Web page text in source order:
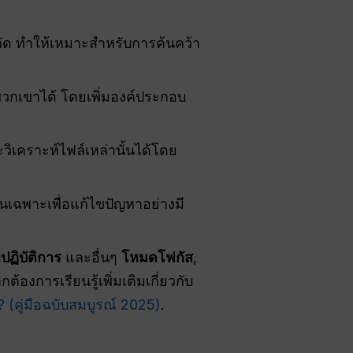
ทำให้เหมาะสำหรับการค้นคว้า
เขาได้ โดยเพิ่มองค์ประกอบ
คราะห์ไฟล์เหล่านั้นได้โดย
ฉพาะเพื่อแก้ไขปัญหาอย่างมี
ฏิบัติการ และอื่นๆ โหมดโฟกัส,
องการเรียนรู้เพิ่มเติมเกี่ยวกับ
(คู่มือฉบับสมบูรณ์ 2025).